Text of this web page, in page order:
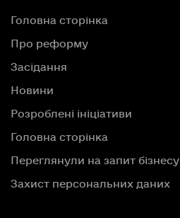
Головна сторінка
Про реформу
Засідання
Новини
Розроблені ініціативи
Головна сторінка
Переглянули на запит бізнесу
Захист персональних даних